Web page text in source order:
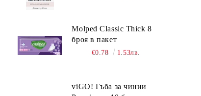
Molped Classic Thick 8
броя в пакет
€0.78 1.53лв.
viGО! Гъба за чинии